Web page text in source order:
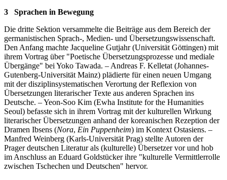
3
Sprachen in Bewegung
Die dritte Sektion versammelte die Beiträge aus dem Bereich der
germanistischen Sprach-, Medien- und Übersetzungswissenschaft.
Den Anfang machte Jacqueline Gutjahr (Universität Göttingen) mit
ihrem Vortrag über "Poetische Übersetzungsprozesse und mediale
Übergänge" bei Yoko Tawada. – Andreas F. Kelletat (Johannes-
Gutenberg-Universität Mainz) plädierte für einen neuen Umgang
mit der disziplinsystematischen Verortung der Reflexion von
Übersetzungen literarischer Texte aus anderen Sprachen ins
Deutsche. – Yeon-Soo Kim (Ewha Institute for the Humanities
Seoul) befasste sich in ihrem Vortrag mit der kulturellen Wirkung
literarischer Übersetzungen anhand der koreanischen Rezeption der
Dramen Ibsens (Nora, Ein Puppenheim) im Kontext Ostasiens. –
Manfred Weinberg (Karls-Universität Prag) stellte Autoren der
Prager deutschen Literatur als (kulturelle) Übersetzer vor und hob
im Anschluss an Eduard Goldstücker ihre "kulturelle Vermittlerrolle
zwischen Tschechen und Deutschen" hervor.